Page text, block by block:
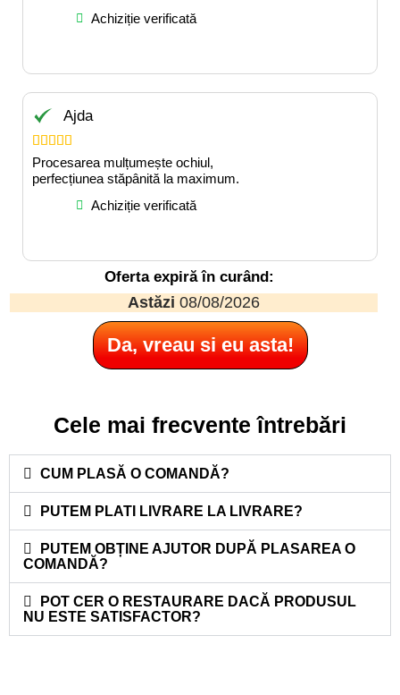
Achiziție verificată
Ajda
    
Procesarea mulțumește ochiul,
perfecțiunea stăpânită la maximum.
Achiziție verificată
Oferta expiră în curând:
Astăzi 08/08/2026
Da, vreau si eu asta!
Cele mai frecvente întrebări
CUM PLASĂ O COMANDĂ?
PUTEM PLATI LIVRARE LA LIVRARE?
PUTEM OBȚINE AJUTOR DUPĂ PLASAREA O
COMANDĂ?
POT CER O RESTAURARE DACĂ PRODUSUL
NU ESTE SATISFACTOR?